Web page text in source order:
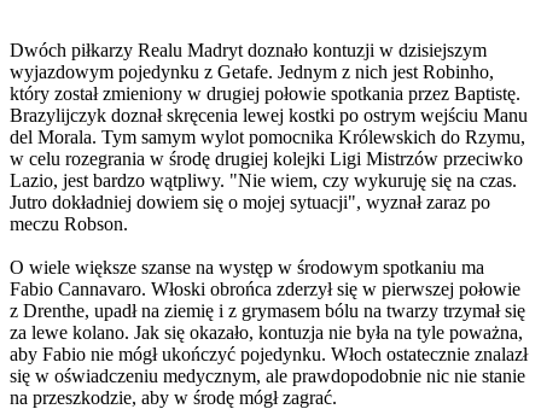
Dwóch piłkarzy Realu Madryt doznało kontuzji w dzisiejszym
wyjazdowym pojedynku z Getafe. Jednym z nich jest Robinho,
który został zmieniony w drugiej połowie spotkania przez Baptistę.
Brazylijczyk doznał skręcenia lewej kostki po ostrym wejściu Manu
del Morala. Tym samym wylot pomocnika Królewskich do Rzymu,
w celu rozegrania w środę drugiej kolejki Ligi Mistrzów przeciwko
Lazio, jest bardzo wątpliwy. "Nie wiem, czy wykuruję się na czas.
Jutro dokładniej dowiem się o mojej sytuacji", wyznał zaraz po
meczu Robson.
O wiele większe szanse na występ w środowym spotkaniu ma
Fabio Cannavaro. Włoski obrońca zderzył się w pierwszej połowie
z Drenthe, upadł na ziemię i z grymasem bólu na twarzy trzymał się
za lewe kolano. Jak się okazało, kontuzja nie była na tyle poważna,
aby Fabio nie mógł ukończyć pojedynku. Włoch ostatecznie znalazł
się w oświadczeniu medycznym, ale prawdopodobnie nic nie stanie
na przeszkodzie, aby w środę mógł zagrać.